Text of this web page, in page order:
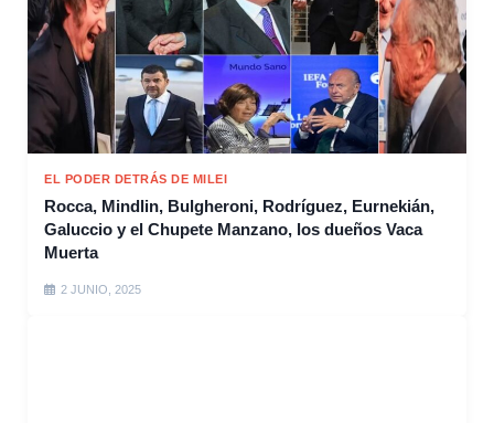
EL PODER DETRÁS DE MILEI
Rocca, Mindlin, Bulgheroni, Rodríguez, Eurnekián,
Galuccio y el Chupete Manzano, los dueños Vaca
Muerta
2 JUNIO, 2025